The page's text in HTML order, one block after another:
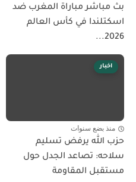
بث مباشر مباراة المغرب ضد
اسكتلندا في كأس العالم
2026...
اخبار
منذ بضع سنوات
حزب الله يرفض تسليم
سلاحه: تصاعد الجدل حول
مستقبل المقاومة